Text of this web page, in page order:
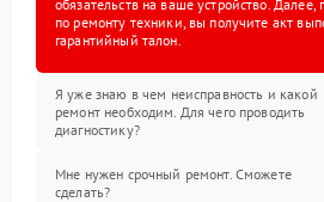
обязательств на ваше устройство.
по ремонту техники, вы получите акт
гарантийный талон.
Я уже знаю в чем неисправность и какой
ремонт необходим. Для чего проводить
диагностику?
Мне нужен срочный ремонт. Сможете
сделать?